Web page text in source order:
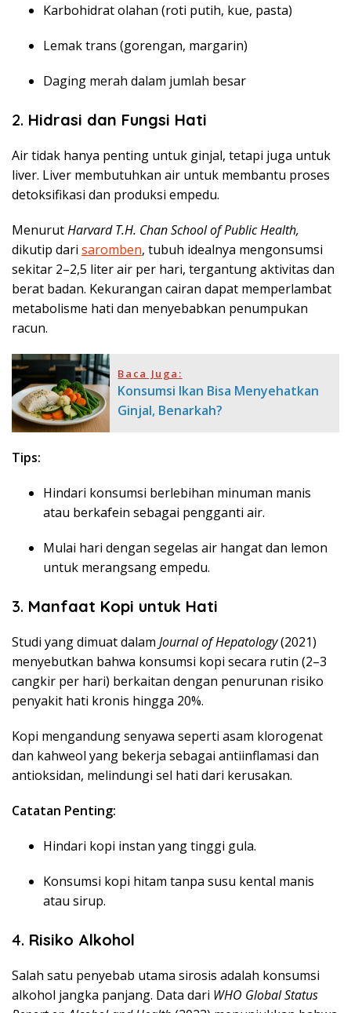
Karbohidrat olahan (roti putih, kue, pasta)
Lemak trans (gorengan, margarin)
Daging merah dalam jumlah besar
2. Hidrasi dan Fungsi Hati
Air tidak hanya penting untuk ginjal, tetapi juga untuk
liver. Liver membutuhkan air untuk membantu proses
detoksifikasi dan produksi empedu.
MenurutHarvard T.H. Chan School of Public Health,
dikutip dari saromben, tubuh idealnya mengonsumsi
sekitar 2–2,5 liter air per hari, tergantung aktivitas dan
berat badan. Kekurangan cairan dapat memperlambat
metabolisme hati dan menyebabkan penumpukan
racun.
Baca Juga:
Konsumsi Ikan Bisa Menyehatkan
Ginjal, Benarkah?
Tips:
Hindari konsumsi berlebihan minuman manis
atau berkafein sebagai pengganti air.
Mulai hari dengan segelas air hangat dan lemon
untuk merangsang empedu.
3. Manfaat Kopi untuk Hati
Studi yang dimuat dalam Journal of Hepatology(2021)
menyebutkan bahwa konsumsi kopi secara rutin (2–3
cangkir per hari) berkaitan dengan penurunan risiko
penyakit hati kronis hingga 20%.
Kopi mengandung senyawa seperti asam klorogenat
dan kahweol yang bekerja sebagai antiinflamasi dan
antioksidan, melindungi sel hati dari kerusakan.
Catatan Penting:
Hindari kopi instan yang tinggi gula.
Konsumsi kopi hitam tanpa susu kental manis
atau sirup.
4. Risiko Alkohol
Salah satu penyebab utama sirosis adalah konsumsi
alkohol jangka panjang. Data dari WHO Global Status